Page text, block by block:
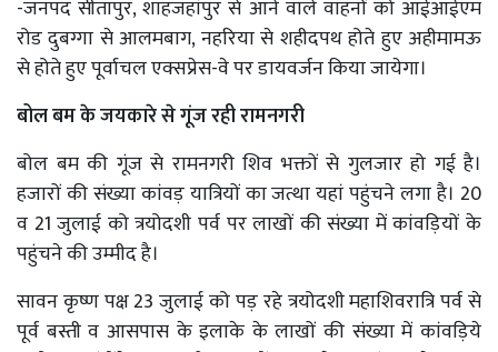
-जनपद सीतापुर, शाहजहांपुर से आने वाले वाहनों को आईआईएम
रोड दुबग्गा से आलमबाग, नहरिया से शहीदपथ होते हुए अहीमामऊ
से होते हुए पूर्वाचल एक्सप्रेस-वे पर डायवर्जन किया जायेगा।
बोल बम के जयकारे से गूंज रही रामनगरी
बोल बम की गूंज से रामनगरी शिव भक्तों से गुलजार हो गई है।
हजारों की संख्या कांवड़ यात्रियों का जत्था यहां पहुंचने लगा है। 20
व 21 जुलाई को त्रयोदशी पर्व पर लाखों की संख्या में कांवड़ियों के
पहुंचने की उम्मीद है।
सावन कृष्ण पक्ष 23 जुलाई को पड़ रहे त्रयोदशी महाशिवरात्रि पर्व से
पूर्व बस्ती व आसपास के इलाके के लाखों की संख्या में कांवड़िये